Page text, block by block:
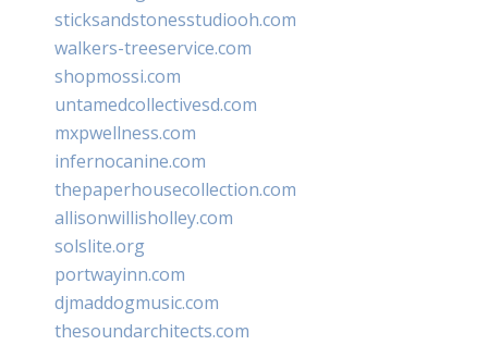
sticksandstonesstudiooh.com
walkers-treeservice.com
shopmossi.com
untamedcollectivesd.com
mxpwellness.com
infernocanine.com
thepaperhousecollection.com
allisonwillisholley.com
solslite.org
portwayinn.com
djmaddogmusic.com
thesoundarchitects.com